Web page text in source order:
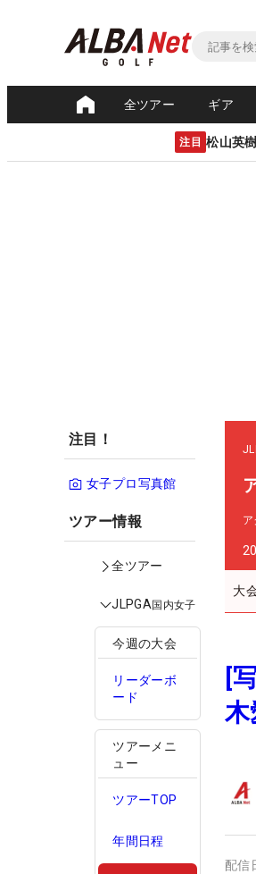
全ツアー ギア
注目 松山英
注目！
女子プロ写真館
ツアー情報
全ツアー
JLPGA国内女子
今週の大会
リーダーボ
ード
ツアーメニ
ュー
ツアーTOP
年間日程
大
[
木
配信